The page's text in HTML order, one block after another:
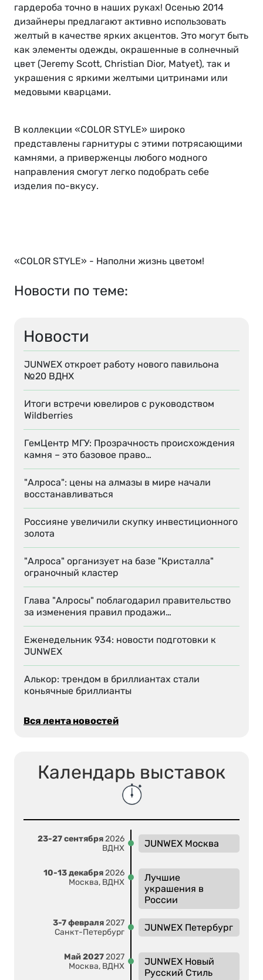
Новости
JUNWEX откроет работу нового павильона
№20 ВДНХ
Итоги встречи ювелиров с руководством
Wildberries
ГемЦентр МГУ: Прозрачность происхождения
камня – это базовое право…
"Алроса": цены на алмазы в мире начали
восстанавливаться
Россияне увеличили скупку инвестиционного
золота
"Алроса" организует на базе "Кристалла"
ограночный кластер
Глава "Алросы" поблагодарил правительство
за изменения правил продажи…
Еженедельник 934: новости подготовки к
JUNWEX
Алькор: трендом в бриллиантах стали
коньячные бриллианты
Вся лента новостей
гардероба точно в наших руках! Осенью 2014
дизайнеры предлагают активно использовать
желтый в качестве ярких акцентов. Это могут быть
как элементы одежды, окрашенные в солнечный
цвет (Jeremy Scott, Christian Dior, Matyet), так и
украшения с яркими желтыми цитринами или
медовыми кварцами.
В коллекции «СOLOR STYLE» широко
представлены гарнитуры с этими потрясающими
камнями, а приверженцы любого модного
направления смогут легко подобрать себе
изделия по-вкусу.
«СOLOR STYLE» - Наполни жизнь цветом!
Новости по теме:
Календарь выставок
23-27 сентября2026
ВДНХ
JUNWEX Москва
10-13 декабря2026
Москва, ВДНХ
Лучшие
украшения в
России
3-7 февраля2027
Санкт-Петербург
JUNWEX Петербург
Май 20272027
Москва, ВДНХ
JUNWEX Новый
Русский Стиль